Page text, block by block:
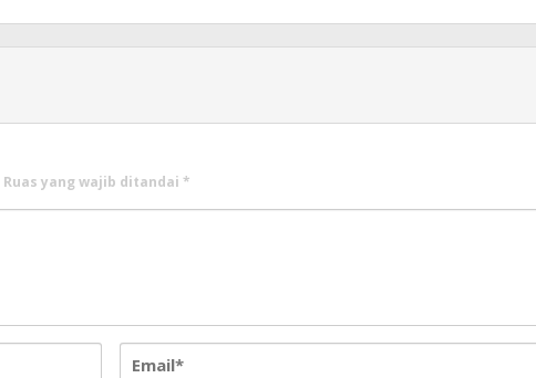
Ruas yang wajib ditandai *